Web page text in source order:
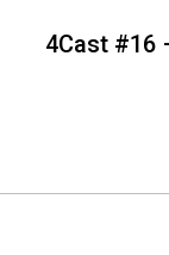
4Cast #16